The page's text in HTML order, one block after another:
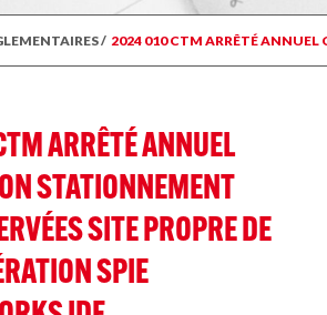
/ 2024 010 CTM ARRÊTÉ ANNUEL
ARRÊTÉ ANNUEL
STATIONNEMENT
SITE PROPRE DE
SPIE